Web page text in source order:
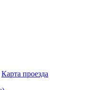
Карта проезда